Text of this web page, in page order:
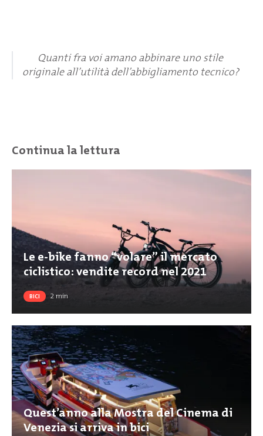
Quanti fra voi amano abbinare uno stile
originale all’utilità dell’abbigliamento tecnico?
Continua la lettura
Le e-bike fanno “volare” il mercato
ciclistico: vendite record nel 2021
BICI 2min
Quest’anno alla Mostra del Cinema di
Venezia si arriva in bici